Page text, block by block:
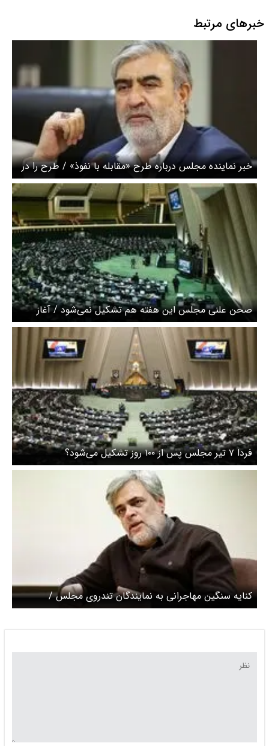
خبرهای مرتبط
خبر نماینده مجلس درباره طرح «مقابله با نفوذ» / طرح را در
نخستین هفته‌های بازگشایی مجلس به صحن می‌بریم
صحن علنی مجلس این هفته هم تشکیل نمی‌شود / آغاز
جلسات صحن پس از تشییع رهبر شهید
فردا ۷ تیر مجلس پس از ۱۰۰ روز تشکیل می‌شود؟
کنایه سنگین مهاجرانی به نمایندگان تندروی مجلس /
وجودش را ندارید وگرنه استعفا می‌دادید